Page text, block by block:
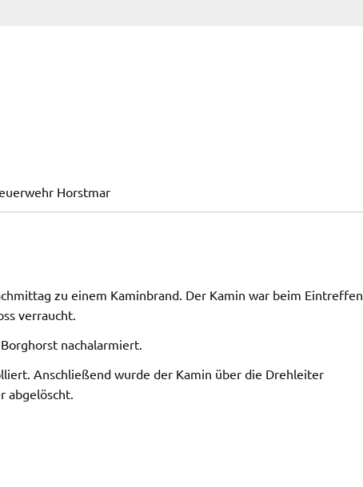
Horstmar
zu einem Kaminbrand. Der Kamin war beim Eintreffen
verraucht.
nachalarmiert.
Anschließend wurde der Kamin über die Drehleiter
abgelöscht.